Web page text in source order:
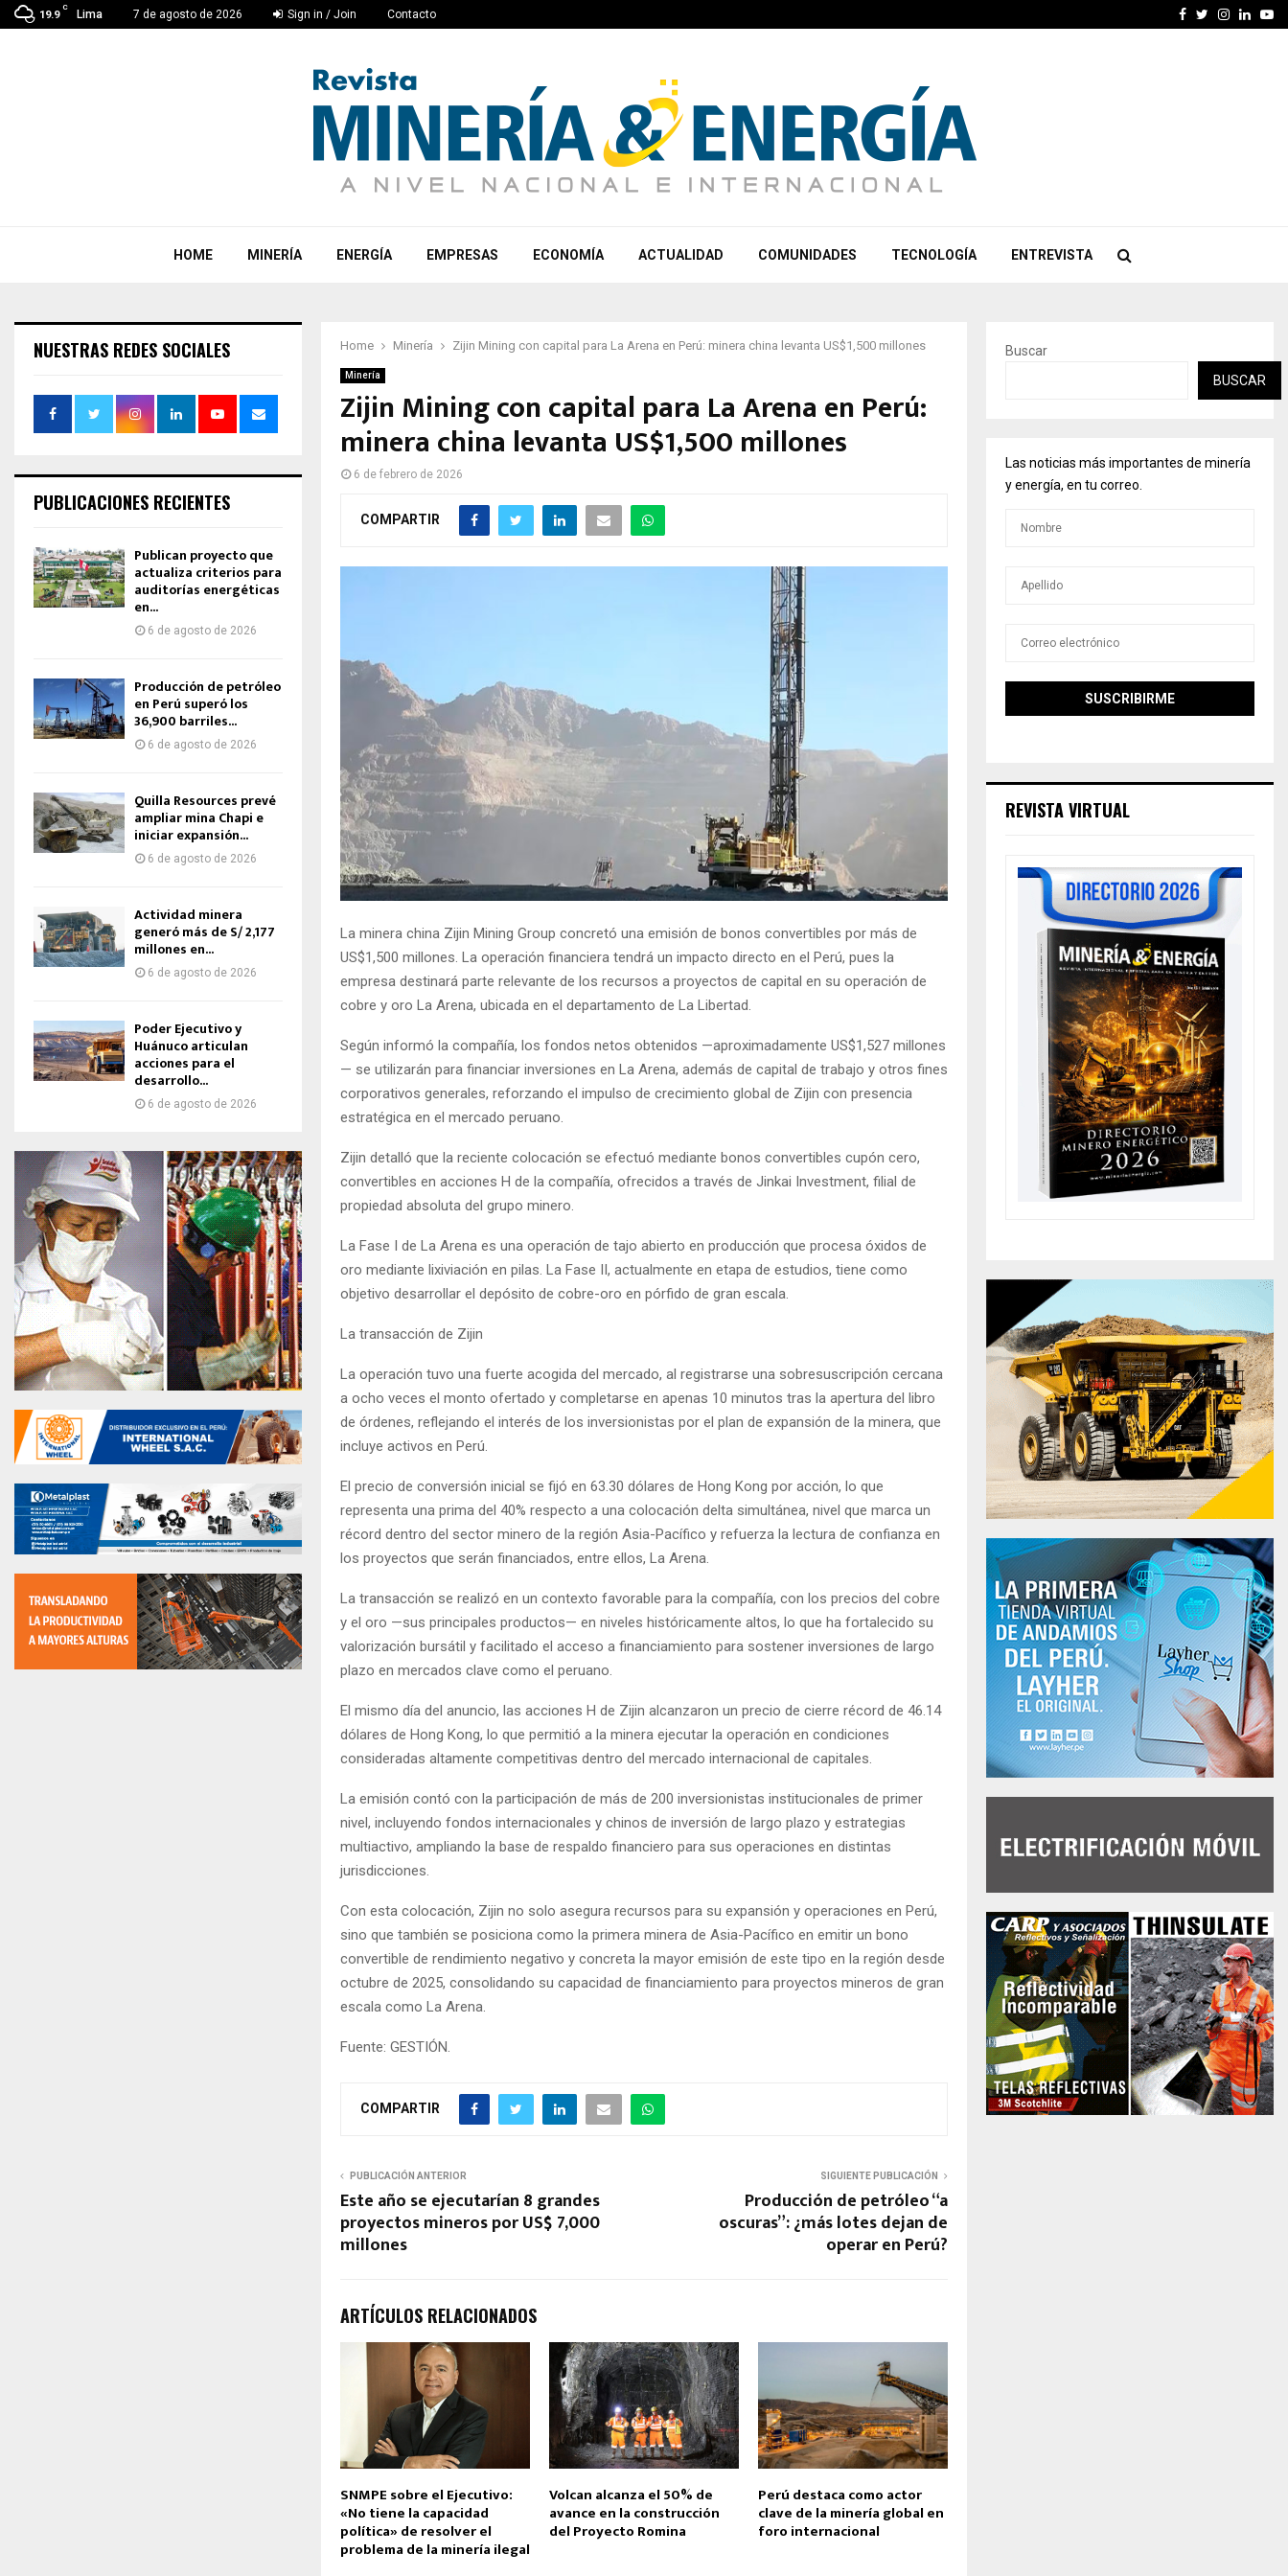
19.9
C
Lima 7 de agosto de 2026 Sign in / Join Contacto Facebook
Twitter
HOME MINERÍA ENERGÍA EMPRESAS ECONOMÍA ACTUALIDAD COMUNIDADES TECNOLOGÍA ENTREVISTA
Home Minería Zijin Mining con capital para La Arena en Perú: minera china levanta US$1,500 millones
Minería
Zijin Mining con capital para La Arena en Perú:
minera china levanta US$1,500 millones
6 de febrero de 2026
COMPARTIR
La minera china Zijin Mining Group concretó una emisión de bonos convertibles por más de
US$1,500 millones. La operación financiera tendrá un impacto directo en el Perú, pues la
empresa destinará parte relevante de los recursos a proyectos de capital en su operación de
cobre y oro La Arena, ubicada en el departamento de La Libertad.
Según informó la compañía, los fondos netos obtenidos —aproximadamente US$1,527 millones
— se utilizarán para financiar inversiones en La Arena, además de capital de trabajo y otros fines
corporativos generales, reforzando el impulso de crecimiento global de Zijin con presencia
estratégica en el mercado peruano.
Zijin detalló que la reciente colocación se efectuó mediante bonos convertibles cupón cero,
convertibles en acciones H de la compañía, ofrecidos a través de Jinkai Investment, filial de
propiedad absoluta del grupo minero.
La Fase I de La Arena es una operación de tajo abierto en producción que procesa óxidos de
oro mediante lixiviación en pilas. La Fase II, actualmente en etapa de estudios, tiene como
objetivo desarrollar el depósito de cobre-oro en pórfido de gran escala.
La transacción de Zijin
La operación tuvo una fuerte acogida del mercado, al registrarse una sobresuscripción cercana
a ocho veces el monto ofertado y completarse en apenas 10 minutos tras la apertura del libro
de órdenes, reflejando el interés de los inversionistas por el plan de expansión de la minera, que
incluye activos en Perú.
El precio de conversión inicial se fijó en 63.30 dólares de Hong Kong por acción, lo que
representa una prima del 40% respecto a una colocación delta simultánea, nivel que marca un
récord dentro del sector minero de la región Asia-Pacífico y refuerza la lectura de confianza en
los proyectos que serán financiados, entre ellos, La Arena.
La transacción se realizó en un contexto favorable para la compañía, con los precios del cobre
y el oro —sus principales productos— en niveles históricamente altos, lo que ha fortalecido su
valorización bursátil y facilitado el acceso a financiamiento para sostener inversiones de largo
plazo en mercados clave como el peruano.
El mismo día del anuncio, las acciones H de Zijin alcanzaron un precio de cierre récord de 46.14
dólares de Hong Kong, lo que permitió a la minera ejecutar la operación en condiciones
consideradas altamente competitivas dentro del mercado internacional de capitales.
La emisión contó con la participación de más de 200 inversionistas institucionales de primer
nivel, incluyendo fondos internacionales y chinos de inversión de largo plazo y estrategias
multiactivo, ampliando la base de respaldo financiero para sus operaciones en distintas
jurisdicciones.
Con esta colocación, Zijin no solo asegura recursos para su expansión y operaciones en Perú,
sino que también se posiciona como la primera minera de Asia-Pacífico en emitir un bono
convertible de rendimiento negativo y concreta la mayor emisión de este tipo en la región desde
octubre de 2025, consolidando su capacidad de financiamiento para proyectos mineros de gran
escala como La Arena.
Fuente: GESTIÓN.
COMPARTIR
PUBLICACIÓN ANTERIOR
Este año se ejecutarían 8 grandes
proyectos mineros por US$ 7,000
millones
SIGUIENTE PUBLICACIÓN
Producción de petróleo “a
oscuras”: ¿más lotes dejan de
operar en Perú?
ARTÍCULOS RELACIONADOS
SNMPE sobre el Ejecutivo:
«No tiene la capacidad
política» de resolver el
problema de la minería ilegal
Volcan alcanza el 50% de
avance en la construcción
del Proyecto Romina
Perú destaca como actor
clave de la minería global en
foro internacional
NUESTRAS REDES SOCIALES
PUBLICACIONES RECIENTES
Publican proyecto que
actualiza criterios para
auditorías energéticas
en...
6 de agosto de 2026
Producción de petróleo
en Perú superó los
36,900 barriles...
6 de agosto de 2026
Quilla Resources prevé
ampliar mina Chapi e
iniciar expansión...
6 de agosto de 2026
Actividad minera
generó más de S/ 2,177
millones en...
6 de agosto de 2026
Poder Ejecutivo y
Huánuco articulan
acciones para el
desarrollo...
6 de agosto de 2026
Buscar
BUSCAR
Las noticias más importantes de minería
y energía, en tu correo.
REVISTA VIRTUAL